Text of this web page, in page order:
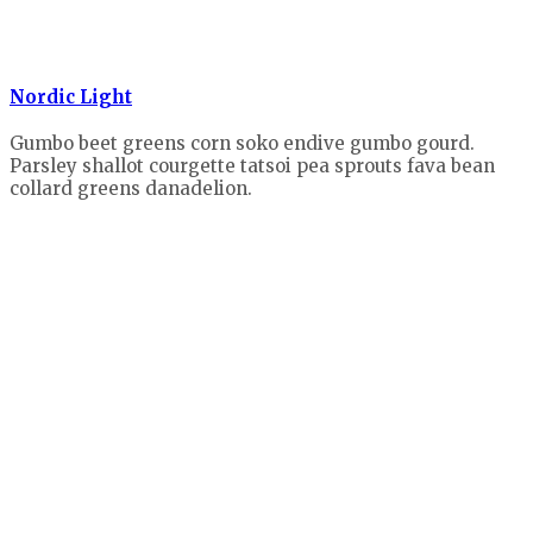
Nordic Light
Gumbo beet greens corn soko endive gumbo gourd.
Parsley shallot courgette tatsoi pea sprouts fava bean
collard greens danadelion.